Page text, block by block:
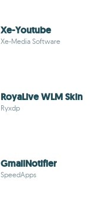
Xe-Youtube
Xe-Media Software
RoyaLive WLM Skin
Ryxdp
GmailNotifier
SpeedApps